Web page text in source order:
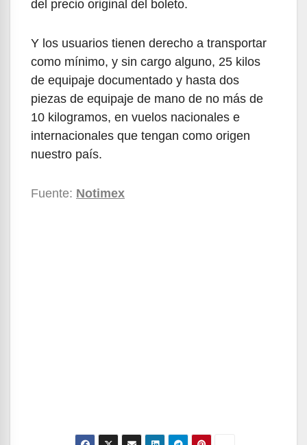
del precio original del boleto.
Y los usuarios tienen derecho a transportar
como mínimo, y sin cargo alguno, 25 kilos
de equipaje documentado y hasta dos
piezas de equipaje de mano de no más de
10 kilogramos, en vuelos nacionales e
internacionales que tengan como origen
nuestro país.
Fuente: Notimex